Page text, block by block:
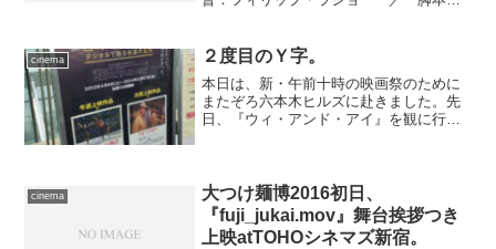
ル・ラショー ／ 製作：...
cinema ２度目のＹ字。
本日は、新・午前十時の映画祭のために
またぞろ六本木ヒルズに赴きました。先
日、『ウィ・アンド・アイ』を観に行く
ますが、日中はほぼ絶望的...
cinema
大つけ麺博2016初日、
『fuji_jukai.mov』舞台挨拶つき
上映atTOHOシネマズ新宿。